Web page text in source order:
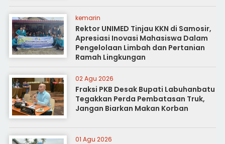
kemarin
Rektor UNIMED Tinjau KKN di Samosir,
Apresiasi Inovasi Mahasiswa Dalam
Pengelolaan Limbah dan Pertanian
Ramah Lingkungan
02 Agu 2026
Fraksi PKB Desak Bupati Labuhanbatu
Tegakkan Perda Pembatasan Truk,
Jangan Biarkan Makan Korban
01 Agu 2026